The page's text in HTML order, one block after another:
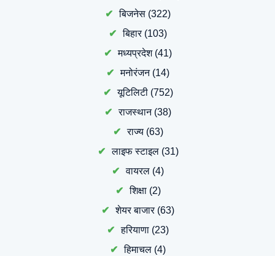
बिजनेस (322)
बिहार(103)
मध्यप्रदेश(41)
मनोरंजन(14)
यूटिलिटी(752)
राजस्थान(38)
राज्य(63)
लाइफ स्टाइल(31)
वायरल (4)
शिक्षा(2)
शेयर बाजार(63)
हरियाणा (23)
हिमाचल (4)